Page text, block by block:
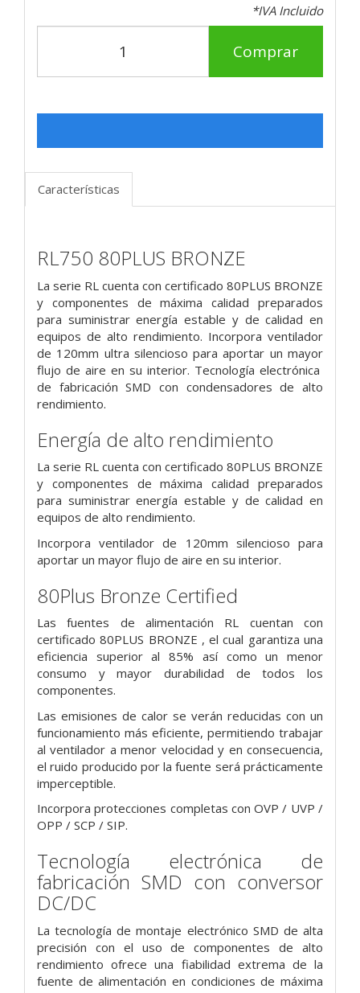
*IVA Incluido
Comprar
Características
RL750 80PLUS BRONZE
La serie RL cuenta con certificado 80PLUS BRONZE
y componentes de máxima calidad preparados
para suministrar energía estable y de calidad en
equipos de alto rendimiento. Incorpora ventilador
de 120mm ultra silencioso para aportar un mayor
flujo de aire en su interior. Tecnología electrónica
de fabricación SMD con condensadores de alto
rendimiento.
Energía de alto rendimiento
La serie RL cuenta con certificado 80PLUS BRONZE
y componentes de máxima calidad preparados
para suministrar energía estable y de calidad en
equipos de alto rendimiento.
Incorpora ventilador de 120mm silencioso para
aportar un mayor flujo de aire en su interior.
80Plus Bronze Certified
Las fuentes de alimentación RL cuentan con
certificado 80PLUS BRONZE , el cual garantiza una
eficiencia superior al 85% así como un menor
consumo y mayor durabilidad de todos los
componentes.
Las emisiones de calor se verán reducidas con un
funcionamiento más eficiente, permitiendo trabajar
al ventilador a menor velocidad y en consecuencia,
el ruido producido por la fuente será prácticamente
imperceptible.
Incorpora protecciones completas con OVP / UVP /
OPP / SCP / SIP.
Tecnología electrónica de
fabricación SMD con conversor
DC/DC
La tecnología de montaje electrónico SMD de alta
precisión con el uso de componentes de alto
rendimiento ofrece una fiabilidad extrema de la
fuente de alimentación en condiciones de máxima